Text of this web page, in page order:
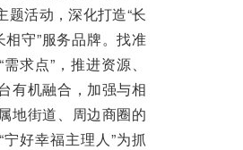
题活动，深化打造“长
相守”服务品牌。找准
求点”，推进资源、
有机融合，加强与相
地街道、周边商圈的
宁好幸福主理人”为抓